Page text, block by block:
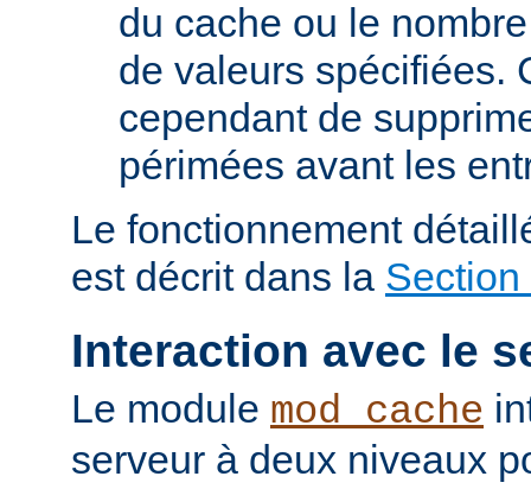
du cache ou le
de valeurs spécifiées.
cependant de
périmées avant les
Le fonctionnement
est décrit dans la
Interaction avec le
Le module mod_cache
serveur à deux niveaux